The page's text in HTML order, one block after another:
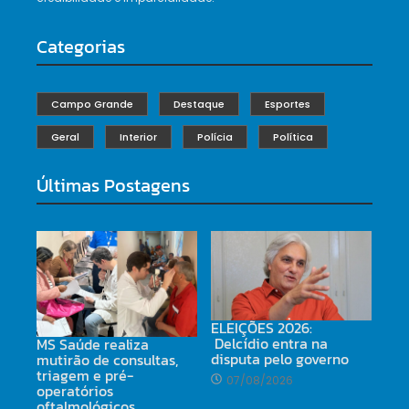
Categorias
Campo Grande Destaque Esportes
Geral Interior Polícia Política
Últimas Postagens
MS Saúde realiza
mutirão de consultas,
triagem e pré-
operatórios
ELEIÇÕES 2026:
Delcídio entra na
disputa pelo governo
07/08/2026